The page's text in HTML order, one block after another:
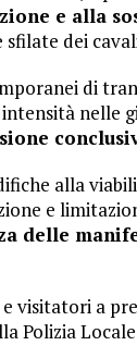
e alla
dei
di
nelle
alla
e
delle
visitatori a
Polizia